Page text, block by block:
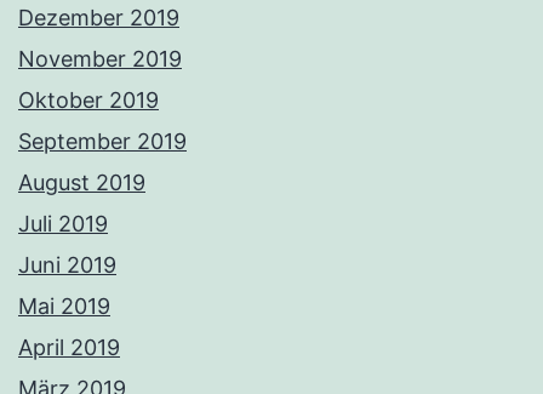
Dezember 2019
November 2019
Oktober 2019
September 2019
August 2019
Juli 2019
Juni 2019
Mai 2019
April 2019
März 2019